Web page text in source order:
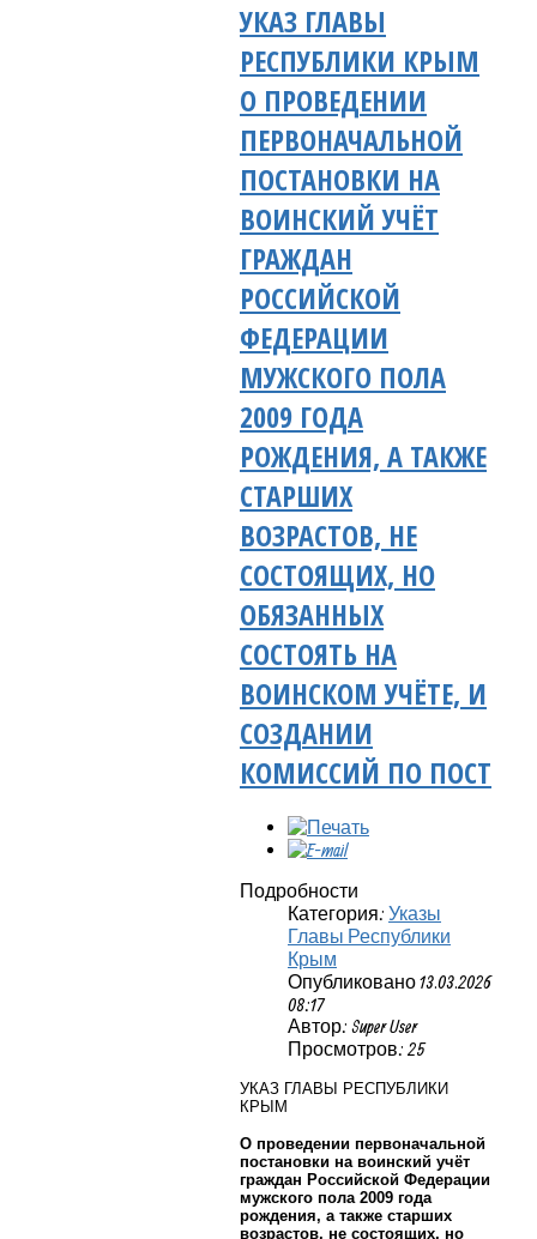
УКАЗ ГЛАВЫ
РЕСПУБЛИКИ КРЫМ
О ПРОВЕДЕНИИ
ПЕРВОНАЧАЛЬНОЙ
ПОСТАНОВКИ НА
ВОИНСКИЙ УЧЁТ
ГРАЖДАН
РОССИЙСКОЙ
ФЕДЕРАЦИИ
МУЖСКОГО ПОЛА
2009 ГОДА
РОЖДЕНИЯ, А ТАКЖЕ
СТАРШИХ
ВОЗРАСТОВ, НЕ
СОСТОЯЩИХ, НО
ОБЯЗАННЫХ
СОСТОЯТЬ НА
ВОИНСКОМ УЧЁТЕ, И
СОЗДАНИИ
КОМИССИЙ ПО ПОСТ
Подробности
Категория: Указы
Главы Республики
Крым
Опубликовано 13.03.2026
08:17
Автор: Super User
Просмотров: 25
УКАЗ ГЛАВЫ РЕСПУБЛИКИ
КРЫМ
О проведении первоначальной
постановки на воинский учёт
граждан Российской Федерации
мужского пола 2009 года
рождения, а также старших
возрастов, не состоящих, но